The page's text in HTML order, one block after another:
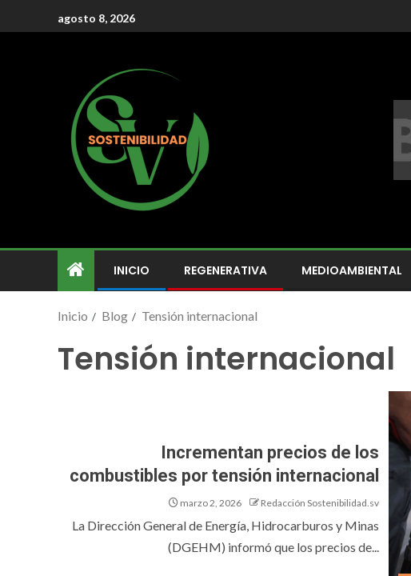
agosto 8, 2026
INICIO REGENERATIVA MEDIOAMBIENTAL
Inicio Blog Tensión internacional
Tensión internacional
Incrementan precios de los
combustibles por tensión internacional
marzo 2, 2026 Redacción Sostenibilidad.sv
La Dirección General de Energía, Hidrocarburos y Minas
(DGEHM) informó que los precios de...